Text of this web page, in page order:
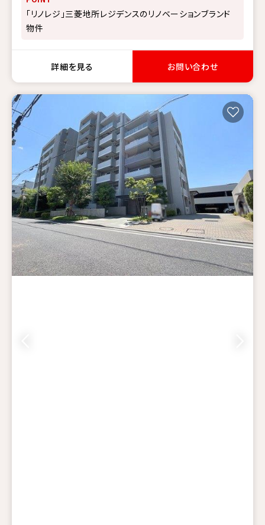
「リノレジ」三菱地所レジデンスのリノベーションブランド
物件
詳細を見る お問い合わせ